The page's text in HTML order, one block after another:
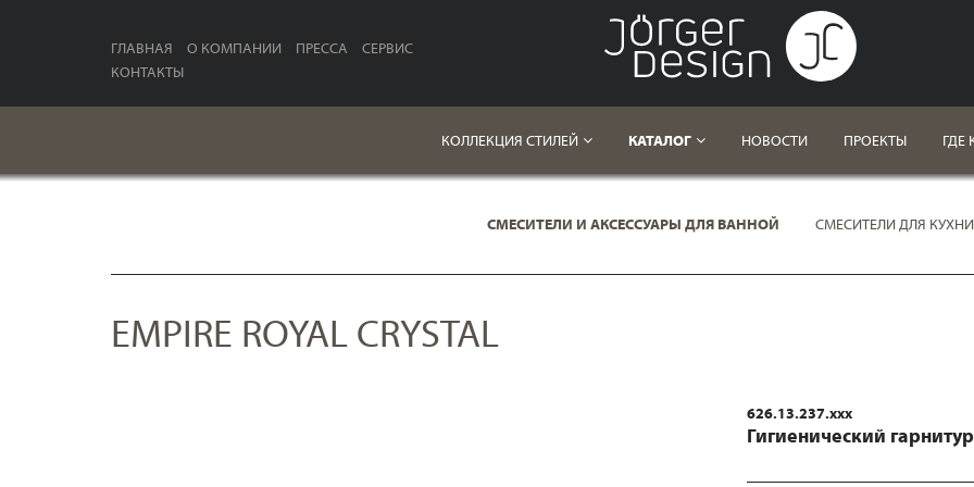
ГЛАВНАЯ О КОМПАНИИ ПРЕССА
СЕРВИС
КОНТАКТЫ
КОЛЛЕКЦИЯ СТИЛЕЙ КАТАЛОГ НОВОСТИ ПРОЕКТЫ ГДЕ
СМЕСИТЕЛИ И АКСЕССУАРЫ ДЛЯ ВАННОЙ СМЕСИТЕЛИ ДЛЯ КУХНИ
EMPIRE ROYAL CRYSTAL
626.13.237.xxx
Гигиенический